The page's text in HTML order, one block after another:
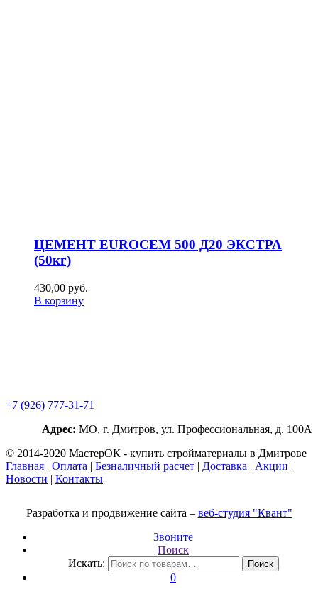
ЦЕМЕНТ EUROCEM 500 Д20 ЭКСТРА
(50кг)
430,00 руб.
В корзину
+7 (926) 777-31-71
Адрес: МО, г. Дмитров, ул. Профессиональная, д. 100А
© 2014-2020 МастерОК - купить стройматериалы в Дмитрове
Главная | Оплата | Безналичный расчет | Доставка | Акции |
Новости | Контакты
Разработка и продвижение сайта – веб-студия "Квант"
Звоните
Поиск
Искать:
Поиск
0